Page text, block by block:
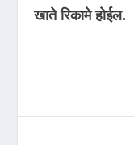
खाते रिकामे होईल.